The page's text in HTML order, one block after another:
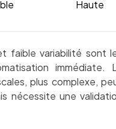
Haute
faible variabilité sont
immédiate.
plus complexe,
nécessite une